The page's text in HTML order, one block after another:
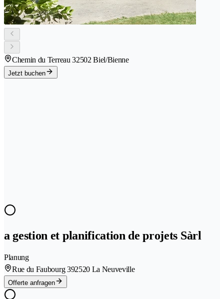
Chemin du Terreau 32502 Biel/Bienne
Jetzt buchen
a gestion et planification de projets Sàrl
Planung
Rue du Faubourg 392520 La Neuveville
Offerte anfragen